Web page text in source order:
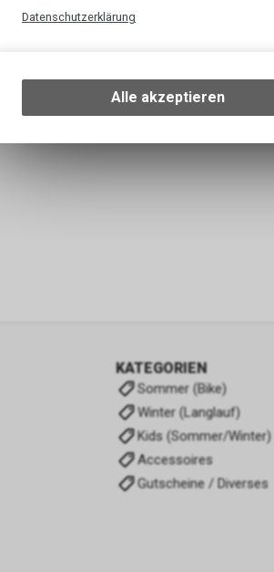
KATEGORIEN
Sommer (Bike)
Winter (Langlauf)
Kids (Sommer/Winter)
Accessoires
Gutscheine / Diverses
Datenschutzerklärung
Ihrem Gerät, um die
Verwendung des
zulassen.
Alle akzeptieren